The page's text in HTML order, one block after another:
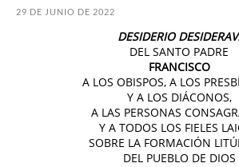
29 DE JUNIO DE 2022
DESIDERIO
DEL SANTO PADRE
FRANCISCO
A LOS OBISPOS, A LOS
Y A LOS DIÁCONOS,
A LAS PERSONAS
Y A TODOS LOS FIELES
SOBRE LA FORMACIÓN
DEL PUEBLO DE DIOS